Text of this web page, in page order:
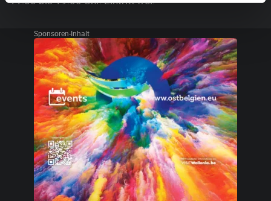
Sponsoren-Inhalt